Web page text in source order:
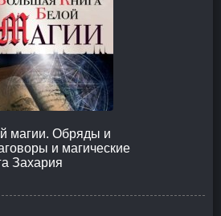
магии. Обряды и
и магические
Захария